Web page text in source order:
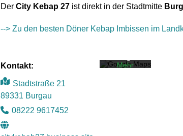
Der City Kebap 27 ist direkt in der Stadtmitte
--> Zu den besten Döner Kebap Imbissen im
Kontakt:
Stadtstraße 21
89331 Burgau
08222 9617452
Karte
n Sie die
Datenschut
Mehr